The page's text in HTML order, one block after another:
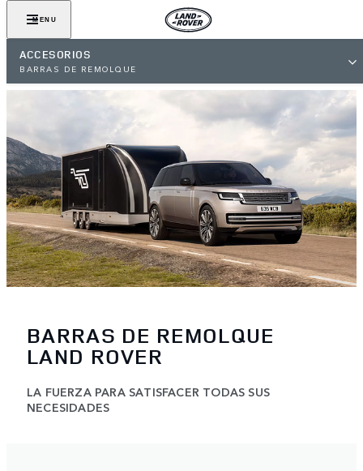
MENU
ACCESORIOS
BARRAS DE REMOLQUE
BARRAS DE REMOLQUE
LAND ROVER
LA FUERZA PARA SATISFACER TODAS SUS
NECESIDADES